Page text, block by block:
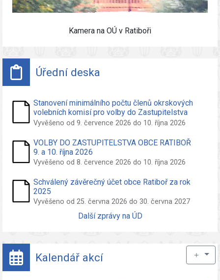
Kamera na OÚ v Ratiboři
Úřední deska
Stanovení minimálního počtu členů okrskových
volebních komisí pro volby do Zastupitelstva
obce Ratiboř konané ve dnech 09. a 10. říjen
Vyvěšeno od 9. července 2026 do 10. října 2026
VOLBY DO ZASTUPITELSTVA OBCE RATIBOŘ
9. a 10. října 2026
Vyvěšeno od 8. července 2026 do 10. října 2026
Schválený závěrečný účet obce Ratiboř za rok
2025
Vyvěšeno od 25. června 2026 do 30. června 2027
Další zprávy na ÚD
Kalendář akcí ＋